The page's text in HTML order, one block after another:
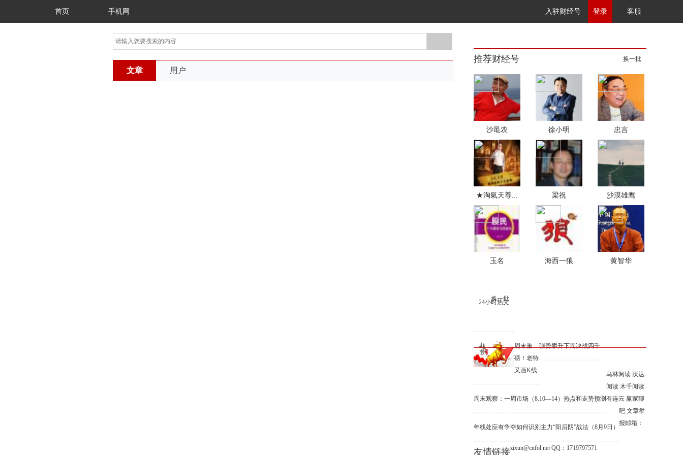
首页 手机网 入驻财经号 登录 客服
文章 用户
推荐财经号 换一批
沙黾农 徐小明 忠言
★淘氣天尊... 梁祝 沙漠雄鹰
玉名 海西一狼 黄智华
24小时热文
换一批
周末重
磅！老特
又画K线
强势攀升下周决战四千
周末观察：一周市场（8.10—14）热点和走势预测
年线处应有争夺如何识别主力“阳后阴”战法（8月9日）
友情链接
马林阅读 沃达
阅读 木千阅读
有连云 赢家聊
吧 文章举
报邮箱：
zixun@cnfol.net QQ：1719797571